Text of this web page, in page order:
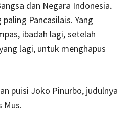
dan Negara Indonesia.
Pancasilais. Yang
ibadah lagi, setelah
lagi, untuk menghapus
puisi Joko Pinurbo, judulnya
Mus.